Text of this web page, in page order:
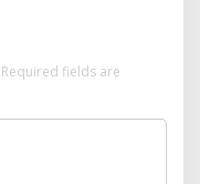
Required fields are